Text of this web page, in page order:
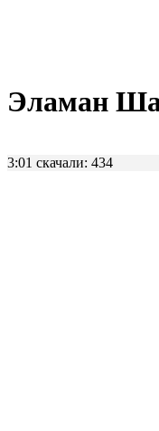
Эламан
3:01 скачали: 434